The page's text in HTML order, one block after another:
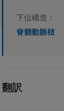
下位構造：
脊髄動脈枝
翻訳